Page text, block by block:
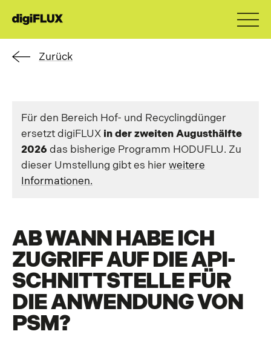
Zurück
Für den Bereich Hof- und Recyclingdünger
ersetzt digiFLUX in der zweiten Augusthälfte
2026 das bisherige Programm HODUFLU. Zu
dieser Umstellung gibt es hier weitere
Informationen.
AB WANN HABE ICH
ZUGRIFF AUF DIE API-
SCHNITTSTELLE FÜR
DIE ANWENDUNG VON
PSM?